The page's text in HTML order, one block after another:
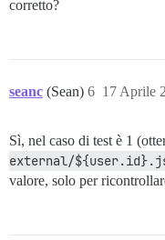
corretto?
seanc (Sean) 17 Aprile
6
Sì, nel caso di test è 1
external/
valore, solo per